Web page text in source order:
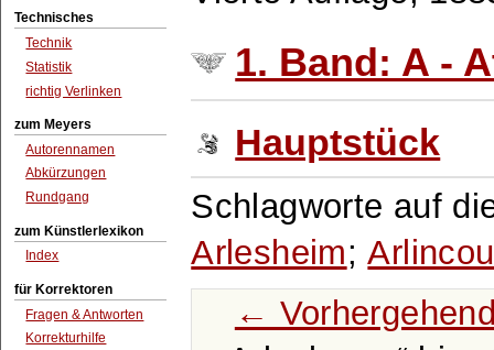
Technisches
Technik
Statistik
richtig Verlinken
zum Meyers
Autorennamen
Abkürzungen
Rundgang
zum Künstlerlexikon
Index
für Korrektoren
Fragen & Antworten
Korrekturhilfe
1. Band: A -
Hauptstück
Schlagworte auf
Arlesheim;
←